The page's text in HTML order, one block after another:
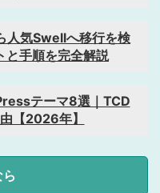
人気Swellへ移行を検
と手順を完全解説
テーマ8選｜TCD
【2026年】